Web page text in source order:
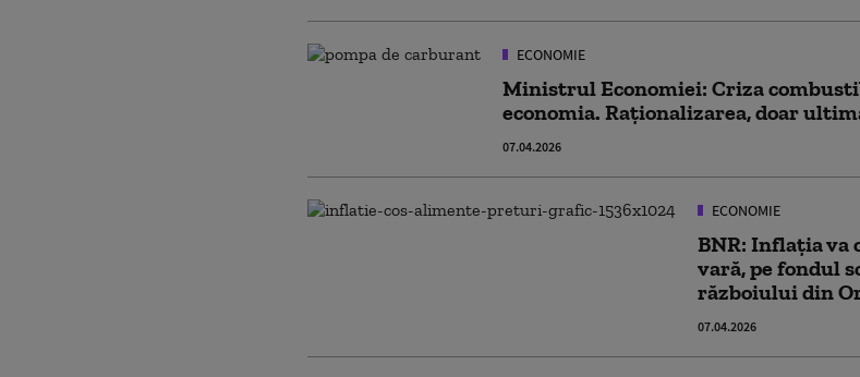
ECONOMIE
Ministrul Economiei: Criza
economia. Raționalizarea, doar
07.04.2026
ECONOMIE
BNR: Inflația va
vară, pe fondul
războiului din
07.04.2026